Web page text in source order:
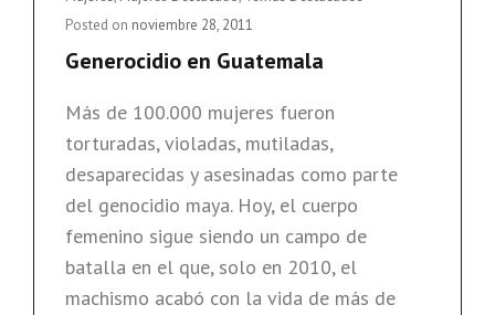
Links
Posted on noviembre 28, 2011
Generocidio en Guatemala
Más de 100.000 mujeres fueron
torturadas, violadas, mutiladas,
desaparecidas y asesinadas como parte
del genocidio maya. Hoy, el cuerpo
femenino sigue siendo un campo de
batalla en el que, solo en 2010, el
machismo acabó con la vida de más de